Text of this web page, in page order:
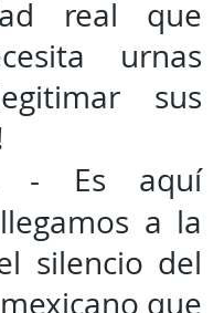
real que
urnas
sus
- Es aquí
a la
silencio del
que